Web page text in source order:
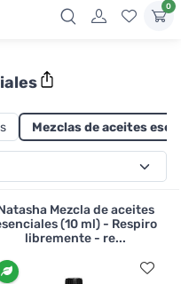
0
Mezclas de aceites
Mezcla de aceites
(10 ml) - Respiro
libremente - re...